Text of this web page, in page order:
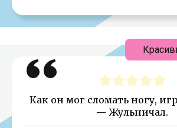
Как он мог сломать ногу,
— Жульничал.